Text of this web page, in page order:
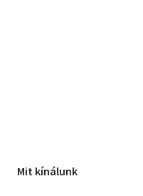
Mit kínálunk